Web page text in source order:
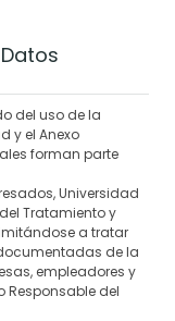
del uso de la
y el Anexo
forman parte
Universidad
Tratamiento y
a tratar
de la
empleadores y
Responsable del